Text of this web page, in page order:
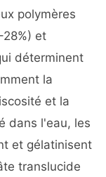
polymères
et
déterminent
la
et la
dans l'eau, les
et gélatinisent
translucide